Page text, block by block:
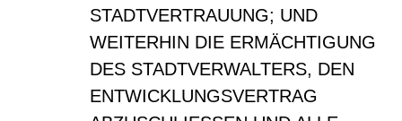
STADTVERTRAUUNG; UND
WEITERHIN DIE ERMÄCHTIGUNG
DES STADTVERWALTERS, DEN
ENTWICKLUNGSVERTRAG